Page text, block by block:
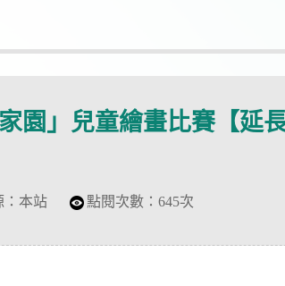
園」兒童繪畫比賽【延
本站 點閱次數： 645次